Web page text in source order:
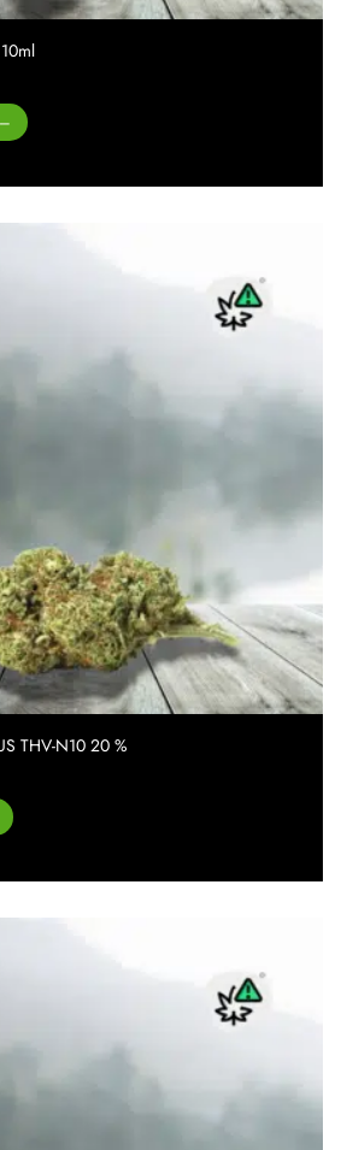
–
Plage
de prix :
à
THV-N10 20 %
Plage de
prix :
à